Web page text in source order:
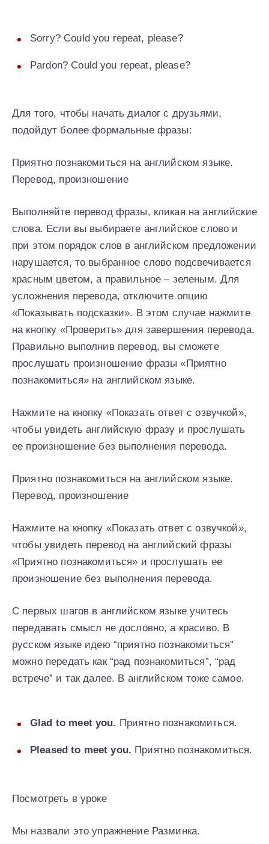
Sorry? Could you repeat, please?
Pardon? Could you repeat, please?
Для того, чтобы начать диалог с друзьями,
подойдут более формальные фразы:
Приятно познакомиться на английском языке.
Перевод, произношение
Выполняйте перевод фразы, кликая на английские
слова. Если вы выбираете английское слово и
при этом порядок слов в английском предложении
нарушается, то выбранное слово подсвечивается
красным цветом, а правильное – зеленым. Для
усложнения перевода, отключите опцию
«Показывать подсказки». В этом случае нажмите
на кнопку «Проверить» для завершения перевода.
Правильно выполнив перевод, вы сможете
прослушать произношение фразы «Приятно
познакомиться» на английском языке.
Нажмите на кнопку «Показать ответ с озвучкой»,
чтобы увидеть английскую фразу и прослушать
ее произношение без выполнения перевода.
Приятно познакомиться на английском языке.
Перевод, произношение
Нажмите на кнопку «Показать ответ с озвучкой»,
чтобы увидеть перевод на английский фразы
«Приятно познакомиться» и прослушать ее
произношение без выполнения перевода.
С первых шагов в английском языке учитесь
передавать смысл не дословно, а красиво. В
русском языке идею “приятно познакомиться”
можно передать как “рад познакомиться”, “рад
встрече” и так далее. В английском тоже самое.
Glad to meet you. Приятно познакомиться.
Pleased to meet you. Приятно познакомиться.
Посмотреть в уроке
Мы назвали это упражнение Разминка.